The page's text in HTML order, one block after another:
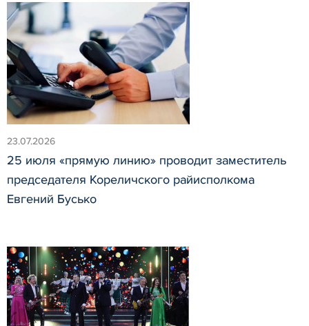
23.07.2026
25 июля «прямую линию» проводит заместитель
председателя Кореличского райисполкома
Евгений Бусько